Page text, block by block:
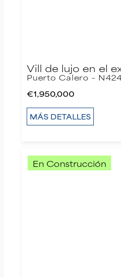
Vill de lujo en el
Puerto Calero –
€1,950,000
MÁS DETALLES
En Construcción